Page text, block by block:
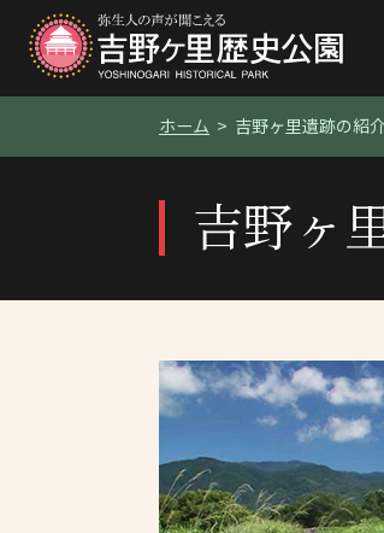
ホーム 吉野ヶ里遺跡の紹
吉野ヶ